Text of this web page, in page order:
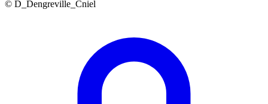
© D_Dengreville_Cniel